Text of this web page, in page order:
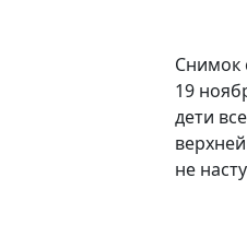
Снимок
19
дети
не